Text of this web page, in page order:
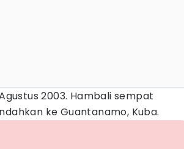
2003. Hambali sempat
ke Guantanamo, Kuba.